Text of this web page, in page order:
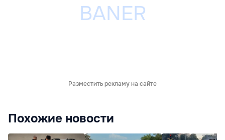
Разместить рекламу на сайте
Похожие новости